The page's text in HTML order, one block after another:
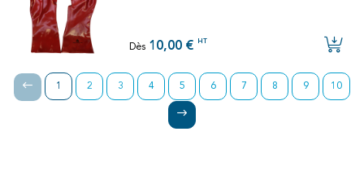
Dès 10,00 € HT
1 2 3 4 5 6 7 8 9 10